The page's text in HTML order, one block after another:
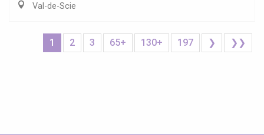
Val-de-Scie
1 2 3 65+ 130+ 197 ❯ ❯❯